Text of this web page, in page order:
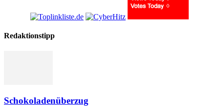
Redaktionstipp
Schokoladenüberzug